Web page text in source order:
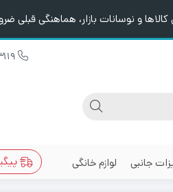
و نوسانات بازار، هماهنگی قبلی
جانبی لوازم خانگی